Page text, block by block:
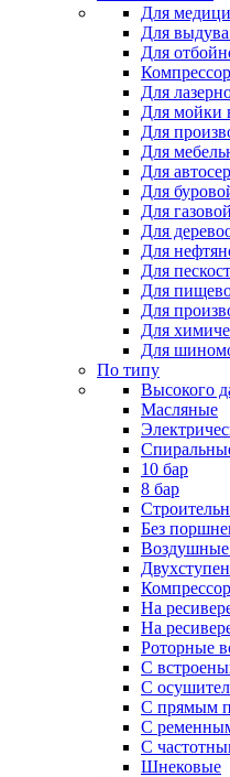
Для
Для
Для
Для
Для мойки
Для
Для
Для
Для
Для
Для
Для
Для
Для
Для
Для
Для
По типу
Высокого
Масляные
10 бар
8 бар
Без
Воздушные
На
На
Роторные
С
С
С прямым
С
С
Шнековые